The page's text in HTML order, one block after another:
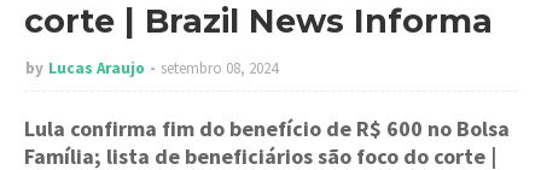
corte | Brazil News Informa
by Lucas Araujo setembro 08, 2024
Lula confirma fim do benefício de R$ 600 no Bolsa
Família; lista de beneficiários são foco do corte |